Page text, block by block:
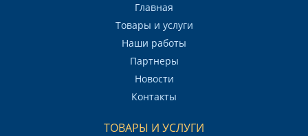
Главная
Товары и услуги
Наши работы
Партнеры
Новости
Контакты
ТОВАРЫ И УСЛУГИ